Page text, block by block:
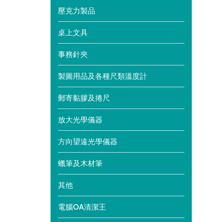
壓克力製品
桌上文具
事務針夾
製圖用品及各種尺類溫度計
郵寄黏膠及捲尺
放大光學儀器
方向望遠光學儀器
蠟筆及木材筆
其他
電腦OA清潔王